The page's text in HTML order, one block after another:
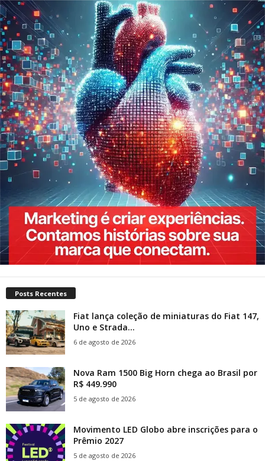
Posts Recentes
Fiat lança coleção de miniaturas do Fiat 147,
Uno e Strada...
6 de agosto de 2026
Nova Ram 1500 Big Horn chega ao Brasil por
R$ 449.990
5 de agosto de 2026
Movimento LED Globo abre inscrições para o
Prêmio 2027
5 de agosto de 2026